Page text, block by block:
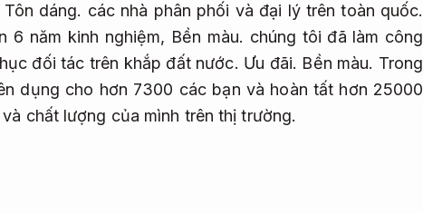
Tôn dáng. các nhà phân phối và đại lý trên toàn quốc.
6 năm kinh nghiệm, Bền màu. chúng tôi đã làm công
đối tác trên khắp đất nước. Ưu đãi. Bền màu. Trong
dụng cho hơn 7300 các bạn và hoàn tất hơn 25000
chất lượng của mình trên thị trường.